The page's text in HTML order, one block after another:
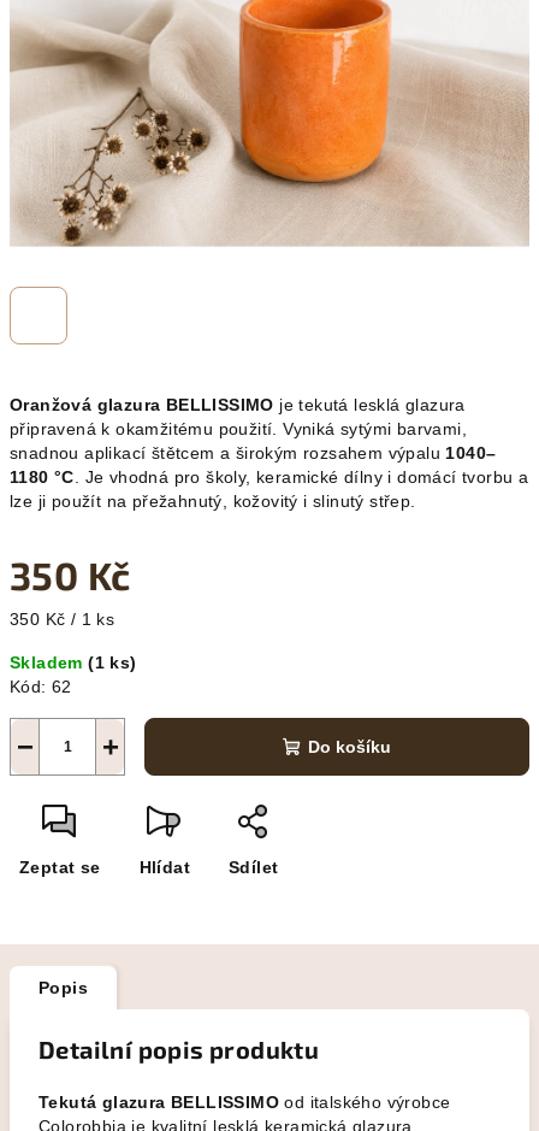
Oranžová glazura BELLISSIMO je tekutá lesklá glazura
připravená k okamžitému použití. Vyniká sytými barvami,
snadnou aplikací štětcem a širokým rozsahem výpalu 1040–
1180 °C . Je vhodná pro školy, keramické dílny i domácí tvorbu a
lze ji použít na přežahnutý, kožovitý i slinutý střep.
350 Kč
Měrná
350 Kč / 1 ks
Skladem(1 ks)
Kód: 62
+
− Do košíku
Zeptat se Hlídat Sdílet
hvězdiček.
Popis
Detailní popis produktu
Tekutá glazura BELLISSIMO od italského výrobce
Colorobbia je kvalitní lesklá keramická glazura